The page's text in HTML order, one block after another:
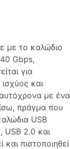
με το καλώδιο
Gbps,
για
και
με ένα
πράγμα που
USB
USB 2.0 και
πιστοποιηθεί